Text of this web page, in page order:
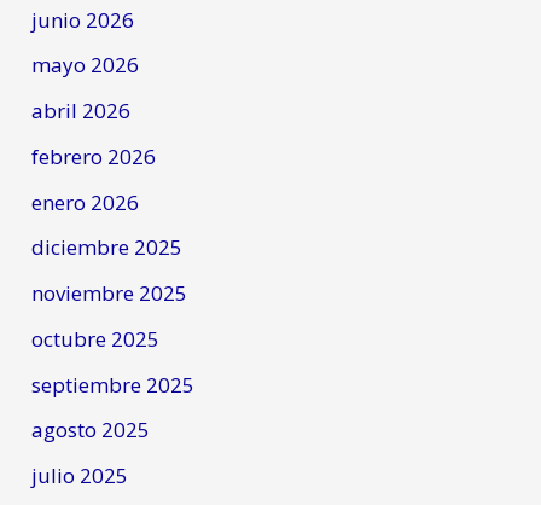
junio 2026
mayo 2026
abril 2026
febrero 2026
enero 2026
diciembre 2025
noviembre 2025
octubre 2025
septiembre 2025
agosto 2025
julio 2025